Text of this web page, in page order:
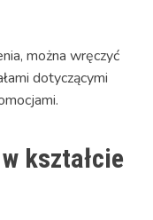
można wręczyć
dotyczącymi
kształcie